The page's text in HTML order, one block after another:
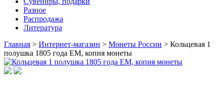
Разное
Распродажа
Литература
Главная > Интернет-магазин > Монеты России > Кольцевая 1
полушка 1805 года ЕМ, копия монеты